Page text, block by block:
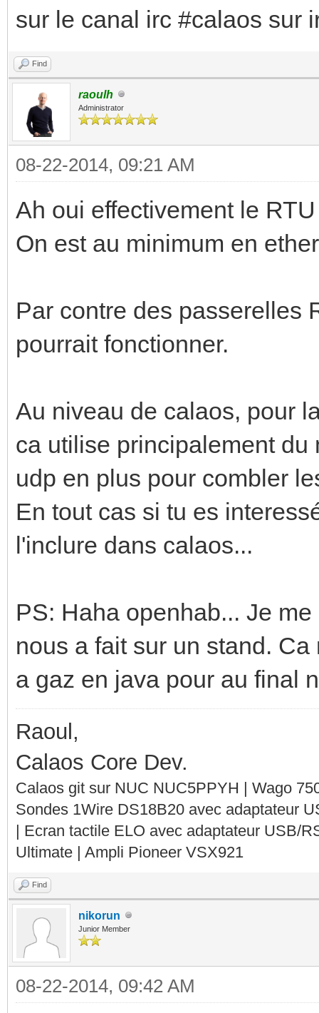
sur le canal irc #calaos sur
Find
raoulh
Administrator
08-22-2014, 09:21 AM
Ah oui effectivement le
On est au minimum en
Par contre des passerelles
pourrait fonctionner.
Au niveau de calaos, pour
ca utilise principalement
udp en plus pour combler
En tout cas si tu es
l'inclure dans calaos...
PS: Haha openhab... Je
nous a fait sur un stand.
a gaz en java pour au final
Raoul,
Calaos Core Dev.
Calaos git sur NUC NUC5PPYH | Wago
Sondes 1Wire DS18B20 avec adaptateur
| Ecran tactile ELO avec adaptateur USB/
Ultimate | Ampli Pioneer VSX921
Find
nikorun
Junior Member
08-22-2014, 09:42 AM